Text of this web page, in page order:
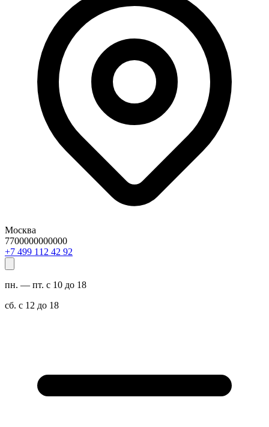
Москва
7700000000000
29 24 211 994 7+
пн. — пт. с 10 до 18
сб. с 12 до 18